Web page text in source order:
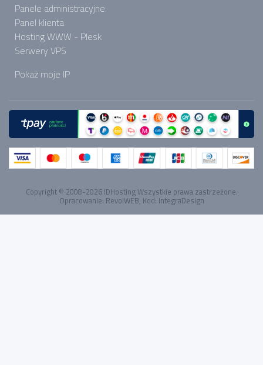
Panele administracyjne:
Panel klienta
Hosting WWW - Plesk
Serwery VPS
Pokaż moje IP
Copyright © 2008-2026 IDHostingWszystkie prawa zastrzeżone.
Opracowanie: RevolWEB, Kod: IntegraDesign